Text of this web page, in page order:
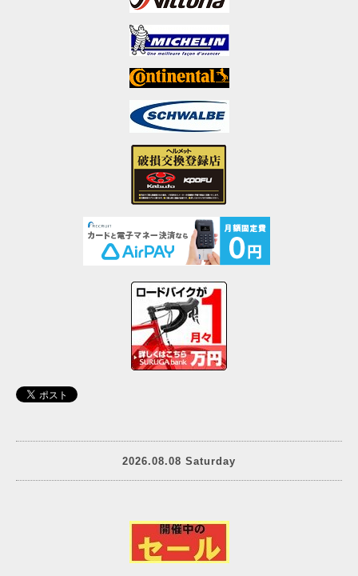
2026.08.08 Saturday